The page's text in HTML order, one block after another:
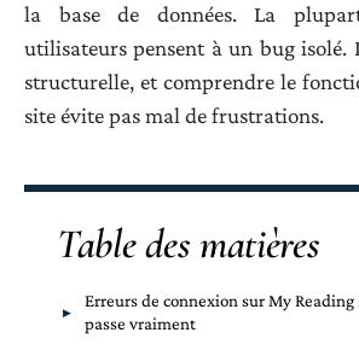
la base de données. La
utilisateurs pensent à un bug isolé.
structurelle, et comprendre le
site évite pas mal de frustrations.
Table des matières
Erreurs de connexion sur My Reading
passe vraiment